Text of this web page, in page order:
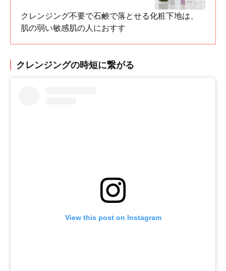
クレンジング不要で石鹸で落とせる化粧下地は、
肌の弱い敏感肌の人におすす
クレンジングの時短に繋がる
View this post on Instagram